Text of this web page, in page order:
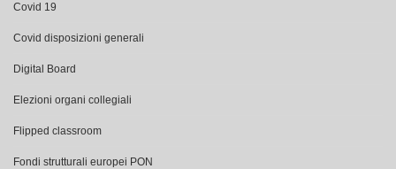
Covid 19
Covid disposizioni generali
Digital Board
Elezioni organi collegiali
Flipped classroom
Fondi strutturali europei PON